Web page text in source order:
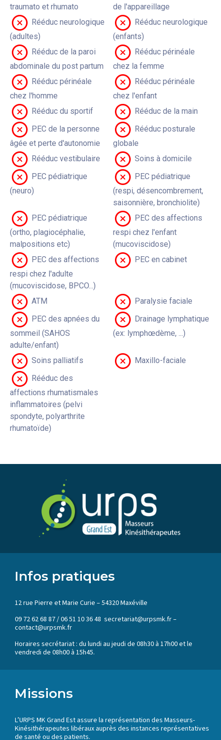
traumato et rhumato
de l'appareillage
Rééduc neurologique
(adultes)
Rééduc neurologique
(enfants)
Rééduc de la paroi
abdominale du post partum
Rééduc périnéale
chez la femme
Rééduc périnéale
chez l'homme
Rééduc périnéale
chez l'enfant
Rééduc du sportif
Rééduc de la main
PEC de la personne
âgée et perte d'autonomie
Rééduc posturale
globale
Rééduc vestibulaire
Soins à domicile
PEC pédiatrique
(neuro)
PEC pédiatrique
(respi, désencombrement,
saisonnière, bronchiolite)
PEC pédiatrique
(ortho, plagiocéphalie,
malpositions etc)
PEC des affections
respi chez l'enfant
(mucoviscidose)
PEC des affections
respi chez l'adulte
(mucoviscidose, BPCO...)
PEC en cabinet
ATM
Paralysie faciale
PEC des apnées du
sommeil (SAHOS
adulte/enfant)
Drainage lymphatique
(ex: lymphœdème, ...)
Soins palliatifs
Maxillo-faciale
Rééduc des
affections rhumatismales
inflammatoires (pelvi
spondyte, polyarthrite
rhumatoïde)
Infos pratiques
12 rue Pierre et Marie Curie – 54320 Maxéville
09 72 62 68 87 / 06 51 10 36 48 secretariat@urpsmk.fr –
contact@urpsmk.fr
Horaires secrétariat : du lundi au jeudi de 08h30 à 17h00 et le
vendredi de 08h00 à 15h45.
Missions
L’URPS MK Grand Est assure la représentation des Masseurs-
Kinésithérapeutes libéraux auprès des instances représentatives
de santé ou des patients.